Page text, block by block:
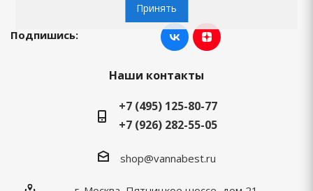
Подпишись:
Наши контакты
+7 (495) 125-80-77
+7 (926) 282-55-05
shop@vannabest.ru
Принять